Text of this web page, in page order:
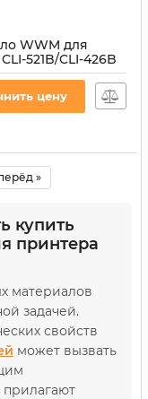
WWM для
521B/CLI-426B
(C11/B)
цену
»
купить
принтера
материалов
задачей.
свойств
может вызвать